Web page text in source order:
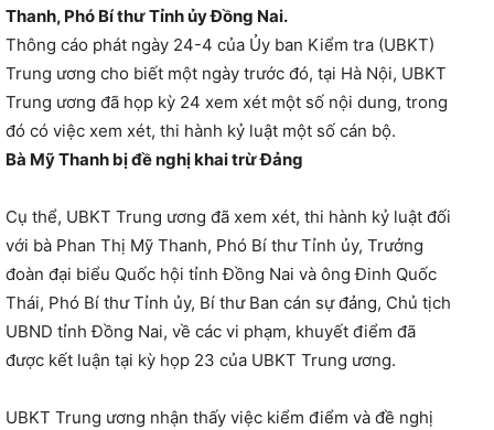
Thanh, Phó Bí thư Tỉnh ủy Đồng Nai.
Thông cáo phát ngày 24-4 của Ủy ban Kiểm tra (UBKT)
Trung ương cho biết một ngày trước đó, tại Hà Nội, UBKT
Trung ương đã họp kỳ 24 xem xét một số nội dung, trong
đó có việc xem xét, thi hành kỷ luật một số cán bộ.
Bà Mỹ Thanh bị đề nghị khai trừ Đảng
Cụ thể, UBKT Trung ương đã xem xét, thi hành kỷ luật đối
với bà Phan Thị Mỹ Thanh, Phó Bí thư Tỉnh ủy, Trưởng
đoàn đại biểu Quốc hội tỉnh Đồng Nai và ông Đinh Quốc
Thái, Phó Bí thư Tỉnh ủy, Bí thư Ban cán sự đảng, Chủ tịch
UBND tỉnh Đồng Nai, về các vi phạm, khuyết điểm đã
được kết luận tại kỳ họp 23 của UBKT Trung ương.
UBKT Trung ương nhận thấy việc kiểm điểm và đề nghị